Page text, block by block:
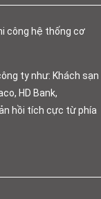
công hệ thống cơ
ty như: Khách sạn
HD Bank,
hồi tích cực từ phía